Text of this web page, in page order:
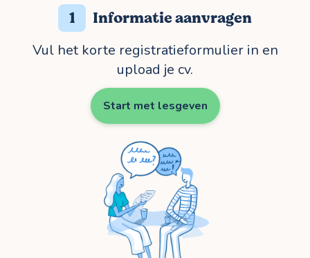
1 Informatie aanvragen
Vul het korte registratieformulier in en
upload je cv.
Start met lesgeven